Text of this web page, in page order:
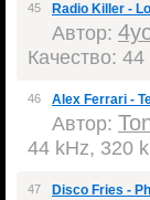
45 Radio Killer -
Автор:
Качество:
46 Alex Ferrari -
Автор:
44 kHz, 320
47 Disco Fries -